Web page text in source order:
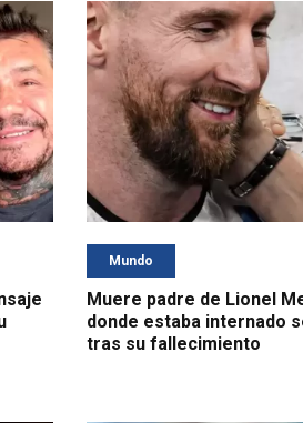
Mundo
Muere padre de Lionel
donde estaba internado
tras su fallecimiento